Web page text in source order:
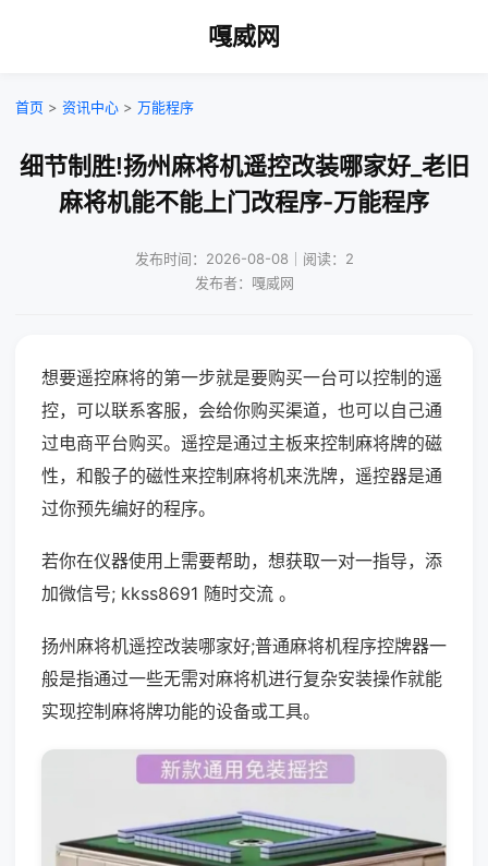
嘎威网
首页 > 资讯中心 > 万能程序
细节制胜!扬州麻将机遥控改装哪家好_老旧
麻将机能不能上门改程序-万能程序
发布时间：2026-08-08｜阅读：2
发布者：嘎威网
想要遥控麻将的第一步就是要购买一台可以控制的遥
控，可以联系客服，会给你购买渠道，也可以自己通
过电商平台购买。遥控是通过主板来控制麻将牌的磁
性，和骰子的磁性来控制麻将机来洗牌，遥控器是通
过你预先编好的程序。
若你在仪器使用上需要帮助，想获取一对一指导，添
加微信号; kkss8691 随时交流 。
扬州麻将机遥控改装哪家好;普通麻将机程序控牌器一
般是指通过一些无需对麻将机进行复杂安装操作就能
实现控制麻将牌功能的设备或工具。